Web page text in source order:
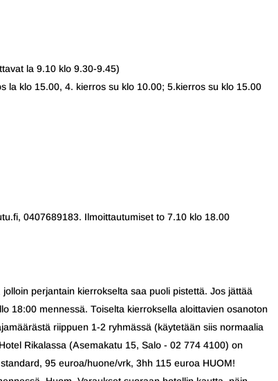
la 9.10 klo 9.30-9.45)
la klo 15.00, 4. kierros su klo 10.00; 5.kierros su klo 15.00
0407689183. Ilmoittautumiset to 7.10 klo 18.00
perjantain kierrokselta saa puoli pistettä. Jos jättää
18:00 mennessä. Toiselta kierroksella aloittavien osanoton
riippuen 1-2 ryhmässä (käytetään siis normaalia
Rikalassa (Asemakatu 15, Salo - 02 774 4100) on
95 euroa/huone/vrk, 3hh 115 euroa HUOM!